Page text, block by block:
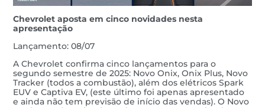
Chevrolet aposta em cinco novidades nesta
apresentação
Lançamento: 08/07
A Chevrolet confirma cinco lançamentos para o
segundo semestre de 2025: Novo Onix, Onix Plus, Novo
Tracker (todos a combustão), além dos elétricos Spark
EUV e Captiva EV, (este último foi apenas apresentado
e ainda não tem previsão de início das vendas). O Novo